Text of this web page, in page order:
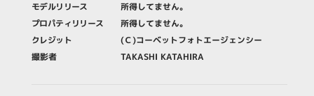
モデルリリース
所得してません。
プロパティリリース
所得してません。
クレジット
(Ｃ)コーベットフォトエージェンシー
撮影者
TAKASHI KATAHIRA